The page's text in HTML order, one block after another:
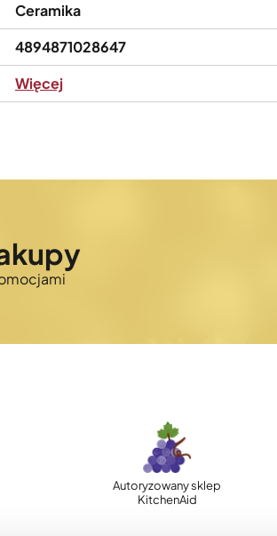
Ceramika
4894871028647
Więcej
Autoryzowany sklep
KitchenAid